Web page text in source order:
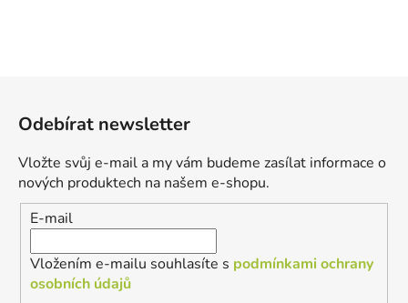
Odebírat newsletter
Vložte svůj e-mail a my vám budeme zasílat informace o
nových produktech na našem e-shopu.
E-mail
Vložením e-mailu souhlasíte s podmínkami ochrany
osobních údajů